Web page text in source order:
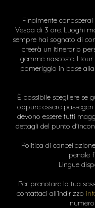
Finalmente
Vespa di 3 ore. Luoghi
sempre hai sognato di
creerà un itinerario
gemme nascoste. I
pomeriggio in base
È possibile scegliere se
oppure essere
devono essere tutti
dettagli del punto
Politica di
penale
Lingue
Per prenotare la tua
contattaci all’indirizzo
numero